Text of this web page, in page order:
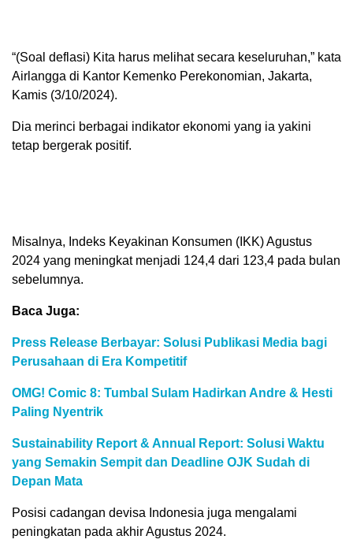
“(Soal deflasi) Kita harus melihat secara keseluruhan,” kata
Airlangga di Kantor Kemenko Perekonomian, Jakarta,
Kamis (3/10/2024).
Dia merinci berbagai indikator ekonomi yang ia yakini
tetap bergerak positif.
Misalnya, Indeks Keyakinan Konsumen (IKK) Agustus
2024 yang meningkat menjadi 124,4 dari 123,4 pada bulan
sebelumnya.
Baca Juga:
Press Release Berbayar: Solusi Publikasi Media bagi
Perusahaan di Era Kompetitif
OMG! Comic 8: Tumbal Sulam Hadirkan Andre & Hesti
Paling Nyentrik
Sustainability Report & Annual Report: Solusi Waktu
yang Semakin Sempit dan Deadline OJK Sudah di
Depan Mata
Posisi cadangan devisa Indonesia juga mengalami
peningkatan pada akhir Agustus 2024.